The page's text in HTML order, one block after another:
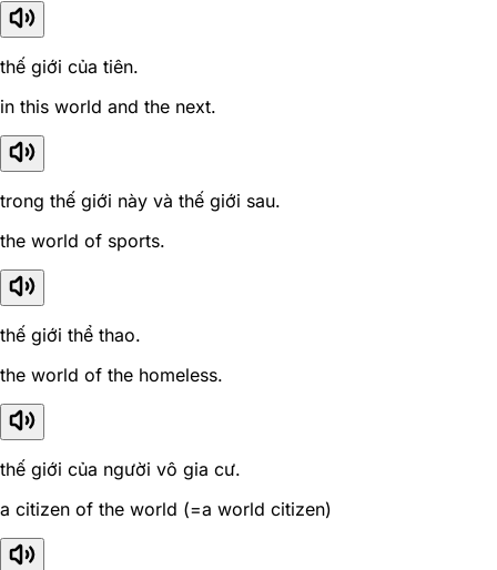
thế giới của tiên.
in this world and the next.
trong thế giới này và thế giới sau.
the world of sports.
thế giới thể thao.
the world of the homeless.
thế giới của người vô gia cư.
a citizen of the world (=a world citizen)